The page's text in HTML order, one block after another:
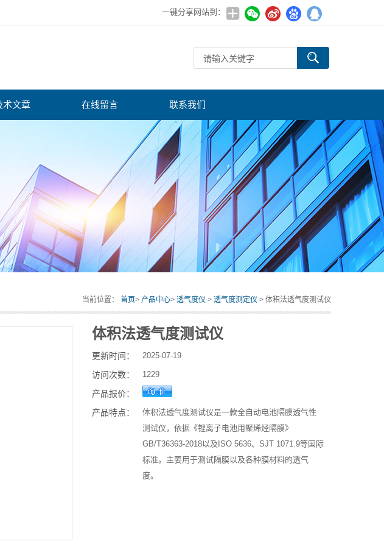
一键分享网站到：
术文章 在线留言 联系我们
当前位置： 首页> 产品中心> 透气度仪 > 透气度测定仪 > 体积法透气度测试仪
体积法透气度测试仪
更新时间： 2025-07-19
访问次数： 1229
产品报价：
产品特点：
体积法透气度测试仪是一款全自动电池隔膜透气性
测试仪，依据《锂离子电池用聚烯烃隔膜》
GB/T36363-2018以及ISO 5636、SJT 1071.9等国际
标准。主要用于测试隔膜以及各种膜材料的透气
度。